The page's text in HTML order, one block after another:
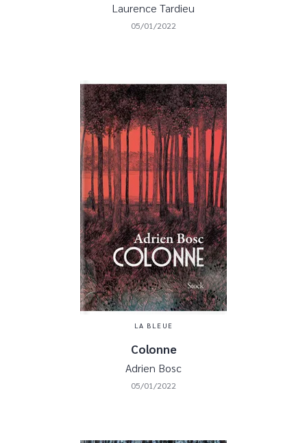
Laurence Tardieu
05/01/2022
LA BLEUE
Colonne
Adrien Bosc
05/01/2022